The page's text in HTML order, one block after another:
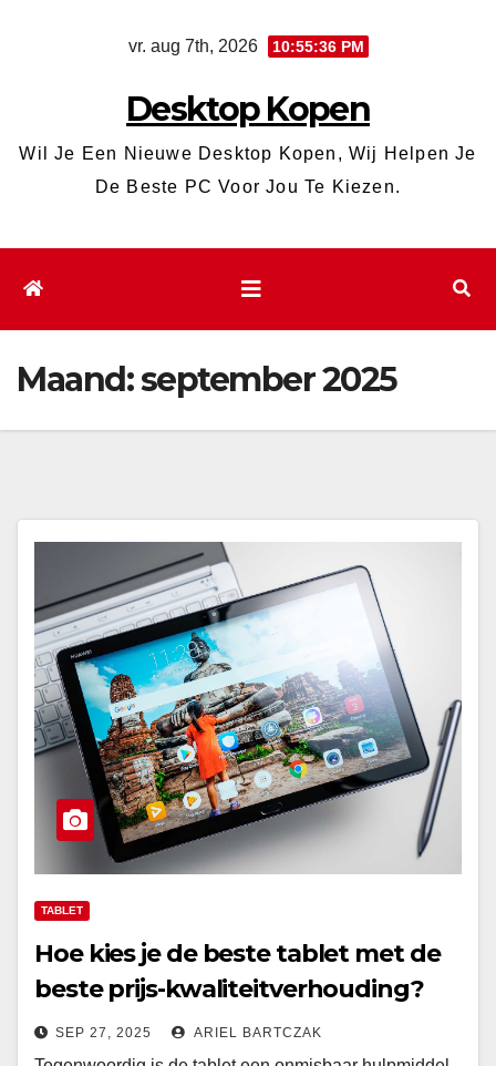
vr. aug 7th, 2026 10:55:36 PM
Desktop Kopen
Wil Je Een Nieuwe Desktop Kopen, Wij Helpen Je
De Beste PC Voor Jou Te Kiezen.
Maand:september 2025
TABLET
Hoe kies je de beste tablet met de
beste prijs-kwaliteitverhouding?
Ontdek de charme van
verschillende merken!
SEP 27, 2025 ARIEL BARTCZAK